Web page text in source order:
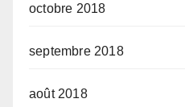
octobre 2018
septembre 2018
août 2018